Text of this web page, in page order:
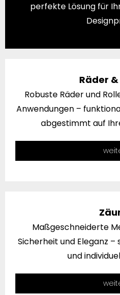
perfekte Lösung für
Räder
Robuste Räder und
Anwendungen –
abgestimmt auf
Maßgeschneiderte
Sicherheit und Eleganz
und